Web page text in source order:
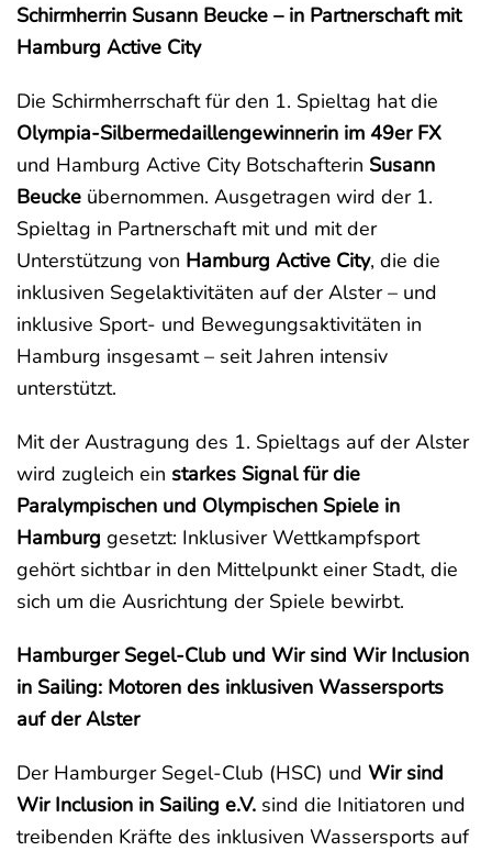
Schirmherrin Susann Beucke – in Partnerschaft mit
Hamburg Active City
Die Schirmherrschaft für den 1. Spieltag hat die
Olympia-Silbermedaillengewinnerin im 49er FX
und Hamburg Active City Botschafterin Susann
Beucke übernommen. Ausgetragen wird der 1.
Spieltag in Partnerschaft mit und mit der
Unterstützung von Hamburg Active City, die die
inklusiven Segelaktivitäten auf der Alster – und
inklusive Sport- und Bewegungsaktivitäten in
Hamburg insgesamt – seit Jahren intensiv
unterstützt.
Mit der Austragung des 1. Spieltags auf der Alster
wird zugleich ein starkes Signal für die
Paralympischen und Olympischen Spiele in
Hamburg gesetzt: Inklusiver Wettkampfsport
gehört sichtbar in den Mittelpunkt einer Stadt, die
sich um die Ausrichtung der Spiele bewirbt.
Hamburger Segel-Club und Wir sind Wir Inclusion
in Sailing: Motoren des inklusiven Wassersports
auf der Alster
Der Hamburger Segel-Club (HSC) und Wir sind
Wir Inclusion in Sailing e.V. sind die Initiatoren und
treibenden Kräfte des inklusiven Wassersports auf